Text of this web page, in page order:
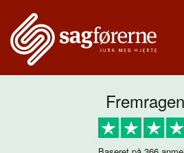
Det siger vores